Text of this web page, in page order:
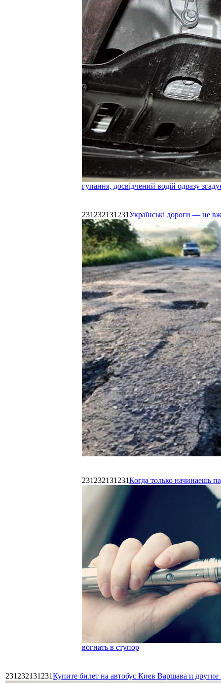
гупання, досвідчений водій одразу
231232131231Українські дороги — це
231232131231Когда только начинаешь
вогнать в ступор
231232131231Купите билет на автобус Киев Варшава и